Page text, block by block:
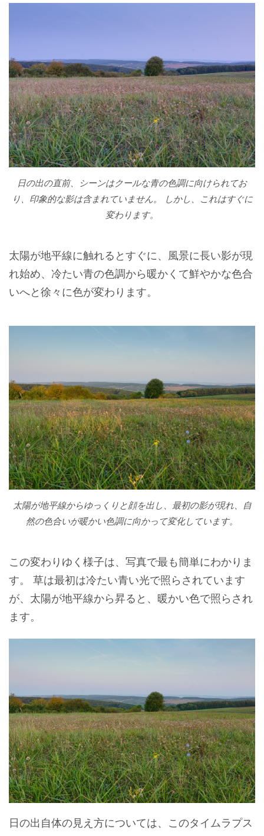
日の出の直前、シーンはクールな青の色調に向けられてお
り、印象的な影は含まれていません。 しかし、これはすぐに
変わります。
太陽が地平線に触れるとすぐに、風景に長い影が現
れ始め、冷たい青の色調から暖かくて鮮やかな色合
いへと徐々に色が変わります。
太陽が地平線からゆっくりと顔を出し、最初の影が現れ、自
然の色合いが暖かい色調に向かって変化しています。
この変わりゆく様子は、写真で最も簡単にわかりま
す。 草は最初は冷たい青い光で照らされています
が、太陽が地平線から昇ると、暖かい色で照らされ
ます。
日の出自体の見え方については、このタイムラプス